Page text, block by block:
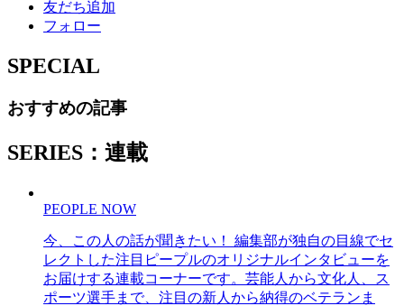
友だち追加
フォロー
SPECIAL
おすすめの記事
SERIES：連載
PEOPLE NOW
今、この人の話が聞きたい！ 編集部が独自の目線でセ
レクトした注目ピープルのオリジナルインタビューを
お届けする連載コーナーです。芸能人から文化人、ス
ポーツ選手まで、注目の新人から納得のベテランま